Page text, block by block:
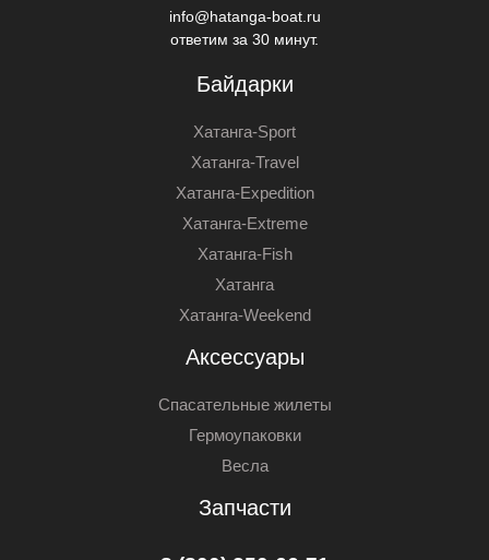
info@hatanga-boat.ru
ответим за 30 минут.
Байдарки
Хатанга-Sport
Хатанга-Travel
Хатанга-Expedition
Хатанга-Extreme
Хатанга-Fish
Хатанга
Хатанга-Weekend
Аксессуары
Спасательные жилеты
Гермоупаковки
Весла
Запчасти